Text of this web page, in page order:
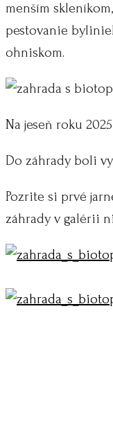
menším
pestovanie
ohniskom.
Na jeseň roku
Do záhrady boli
Pozrite si prvé
záhrady v galérii